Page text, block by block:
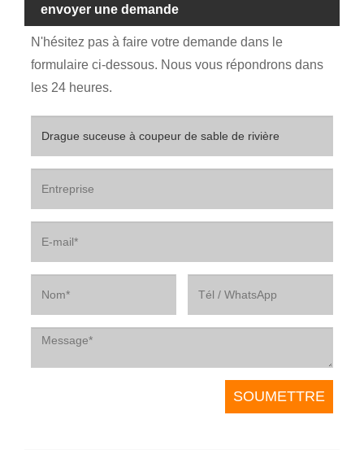
envoyer une demande
N'hésitez pas à faire votre demande dans le
formulaire ci-dessous. Nous vous répondrons dans
les 24 heures.